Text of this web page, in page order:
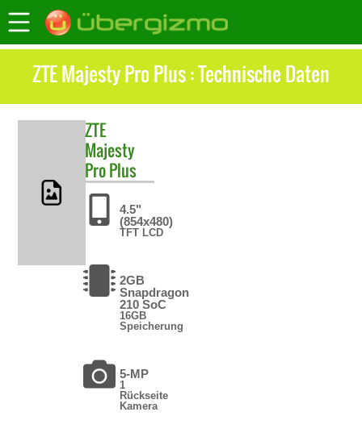
ZTE Majesty Pro Plus : Technische Daten
ZTE
Majesty
Pro Plus
4.5"
(854x480)
TFT LCD
2GB
Snapdragon
210 SoC
16GB
Speicherung
5-MP
1
Rückseite
Kamera